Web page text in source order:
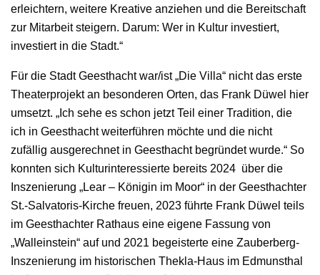
erleichtern, weitere Kreative anziehen und die Bereitschaft
zur Mitarbeit steigern. Darum: Wer in Kultur investiert,
investiert in die Stadt.“
Für die Stadt Geesthacht war/ist „Die Villa“ nicht das erste
Theaterprojekt an besonderen Orten, das Frank Düwel hier
umsetzt. „Ich sehe es schon jetzt Teil einer Tradition, die
ich in Geesthacht weiterführen möchte und die nicht
zufällig ausgerechnet in Geesthacht begründet wurde.“ So
konnten sich Kulturinteressierte bereits 2024 über die
Inszenierung „Lear – Königin im Moor“ in der Geesthachter
St.-Salvatoris-Kirche freuen, 2023 führte Frank Düwel teils
im Geesthachter Rathaus eine eigene Fassung von
„Walleinstein“ auf und 2021 begeisterte eine Zauberberg-
Inszenierung im historischen Thekla-Haus im Edmunsthal